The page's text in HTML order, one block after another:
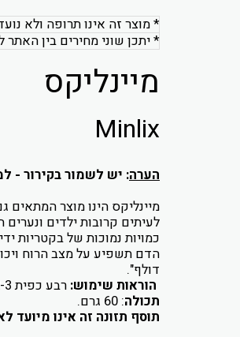
* מוצר זה אינו תרופה ולא
* יתכן שוני מחירים בין האתר
מיינליקס
Minlix
הערה: יש לשמור בקירור -
מיינליקס הינו מוצר המתאים
לעיתים קרובות ילדים
כמויות נמוכות של בקטריות
הדם תשפיע על מצב הרוח
דולף".
הוראות שימוש: רבע כפית3
תכולה: 60 גרם.
תוסף תזונה זה אינו מיועד